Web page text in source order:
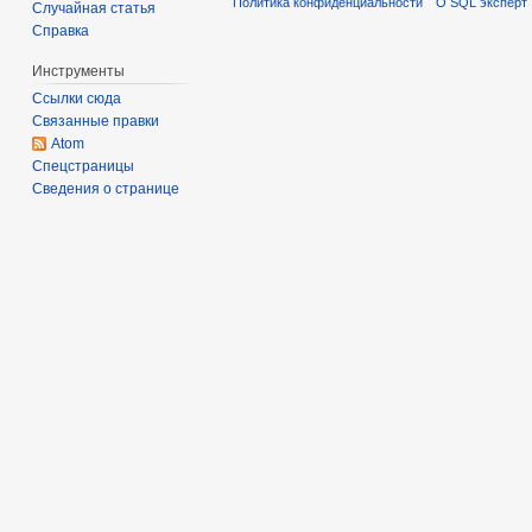
Случайная статья
Справка
Инструменты
Ссылки сюда
Связанные правки
Atom
Спецстраницы
Сведения о странице
Политика конфиденциальности О SQL эксперт